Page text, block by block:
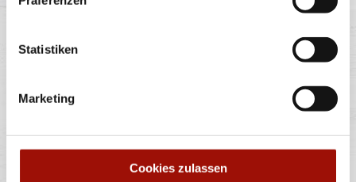
Statistiken
Marketing
Cookies zulassen
80ml